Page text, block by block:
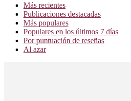
Más recientes
Publicaciones destacadas
Más populares
Populares en los últimos 7 días
Por puntuación de reseñas
Al azar